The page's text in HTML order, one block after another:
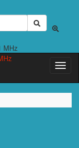
Toggle